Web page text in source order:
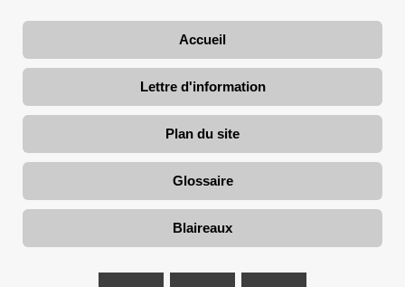
Accueil
Lettre d'information
Plan du site
Glossaire
Blaireaux